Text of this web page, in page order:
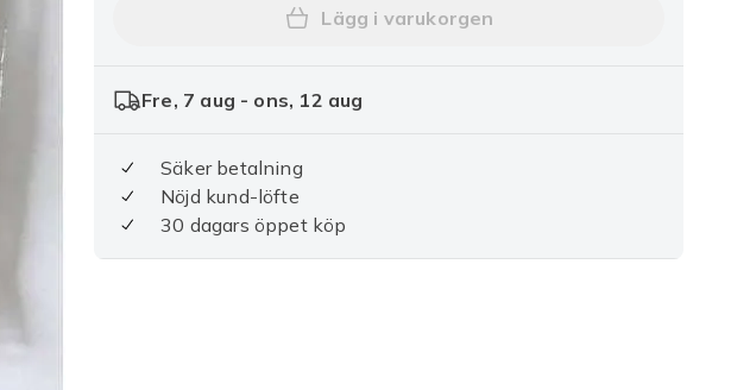
Lägg till Nylonsträngar - Ett Helt
Lägg i varukorgen
Fre, 7 aug - ons, 12 aug
Säker betalning
Nöjd kund-löfte
30 dagars öppet köp